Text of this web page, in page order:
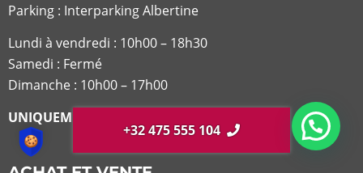
+32 475 555 104
Parking : Interparking Albertine
Lundi à vendredi : 10h00 – 18h30
Samedi : Fermé
Dimanche : 10h00 – 17h00
UNIQUEMENT SUR RENDEZ-VOUS